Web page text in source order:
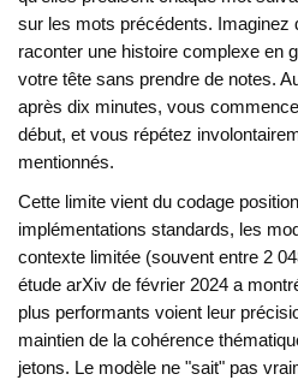
sur les mots précédents. Imaginez
raconter une histoire complexe en
votre tête sans prendre de notes.
après dix minutes, vous
début, et vous répétez
mentionnés.
Cette limite vient du codage
implémentations standards, les
contexte limitée (souvent entre 2
étude arXiv de février 2024 a
plus performants voient leur
maintien de la cohérence
jetons. Le modèle ne "sait" pas